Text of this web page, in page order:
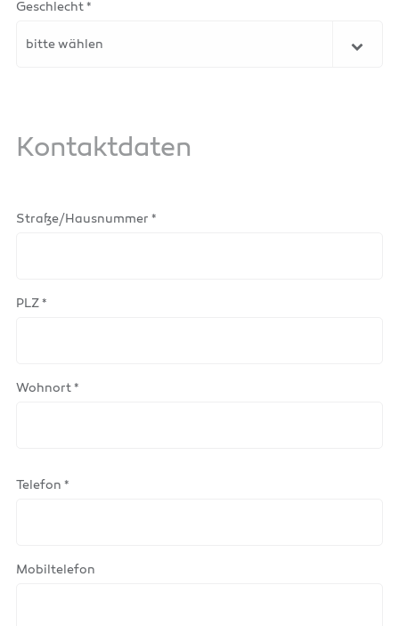
Geschlecht *
bitte wählen
Kontaktdaten
Straße/Hausnummer *
PLZ *
Wohnort *
Telefon *
Mobiltelefon